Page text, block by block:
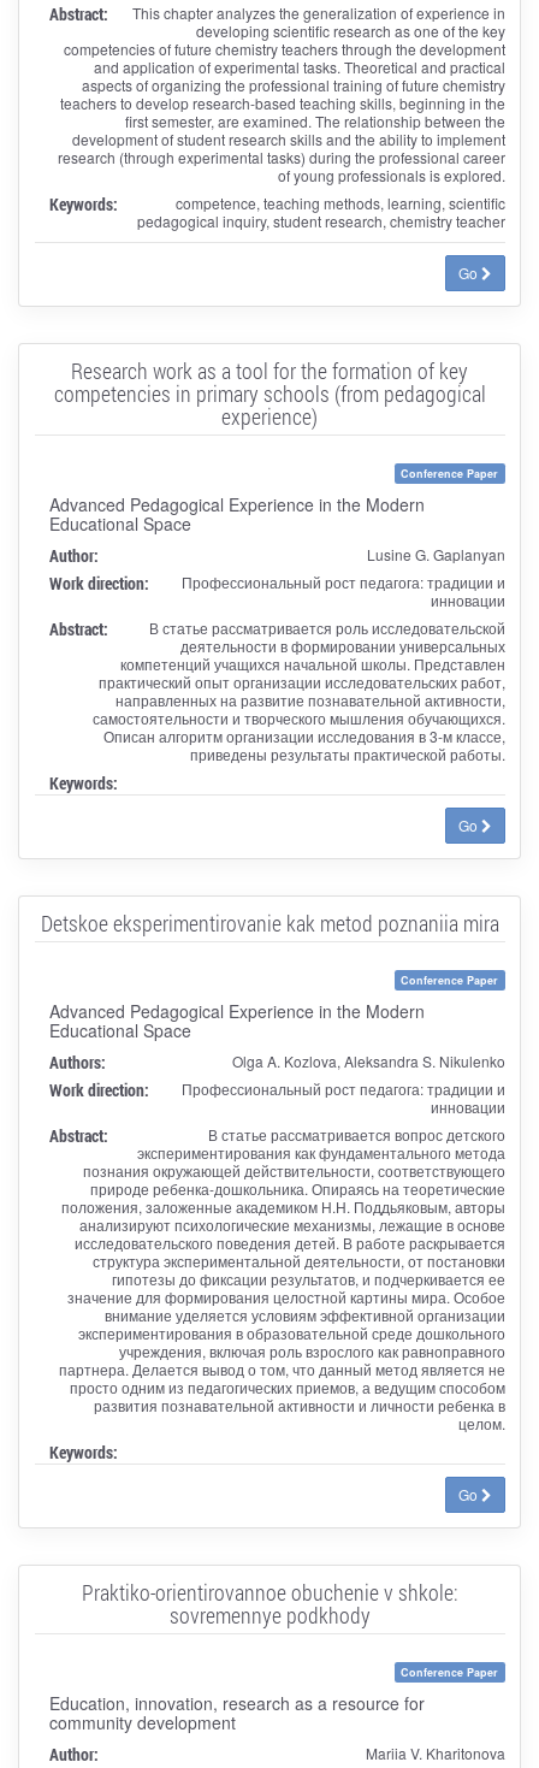
Abstract:
This chapter analyzes the generalization of experience in
developing scientific research as one of the key
competencies of future chemistry teachers through the development
and application of experimental tasks. Theoretical and practical
aspects of organizing the professional training of future chemistry
teachers to develop research-based teaching skills, beginning in the
first semester, are examined. The relationship between the
development of student research skills and the ability to implement
research (through experimental tasks) during the professional career
of young professionals is explored.
Keywords:
competence, teaching methods, learning, scientific
pedagogical inquiry, student research, chemistry teacher
Go
Research work as a tool for the formation of key
competencies in primary schools (from pedagogical
experience)
Conference Paper
Advanced Pedagogical Experience in the Modern
Educational Space
Author: Lusine G. Gaplanyan
Work direction:
Профессиональный рост педагога: традиции и
инновации
Abstract:
В статье рассматривается роль исследовательской
деятельности в формировании универсальных
компетенций учащихся начальной школы. Представлен
практический опыт организации исследовательских работ,
направленных на развитие познавательной активности,
самостоятельности и творческого мышления обучающихся.
Описан алгоритм организации исследования в 3-м классе,
приведены результаты практической работы.
Keywords:
Go
Detskoe eksperimentirovanie kak metod poznaniia mira
Conference Paper
Advanced Pedagogical Experience in the Modern
Educational Space
Authors: Olga A. Kozlova, Aleksandra S. Nikulenko
Work direction:
Профессиональный рост педагога: традиции и
инновации
Abstract:
В статье рассматривается вопрос детского
экспериментирования как фундаментального метода
познания окружающей действительности, соответствующего
природе ребенка-дошкольника. Опираясь на теоретические
положения, заложенные академиком Н.Н. Поддьяковым, авторы
анализируют психологические механизмы, лежащие в основе
исследовательского поведения детей. В работе раскрывается
структура экспериментальной деятельности, от постановки
гипотезы до фиксации результатов, и подчеркивается ее
значение для формирования целостной картины мира. Особое
внимание уделяется условиям эффективной организации
экспериментирования в образовательной среде дошкольного
учреждения, включая роль взрослого как равноправного
партнера. Делается вывод о том, что данный метод является не
просто одним из педагогических приемов, а ведущим способом
развития познавательной активности и личности ребенка в
целом.
Keywords:
Go
Praktiko-orientirovannoe obuchenie v shkole:
sovremennye podkhody
Conference Paper
Education, innovation, research as a resource for
community development
Author: Mariia V. Kharitonova